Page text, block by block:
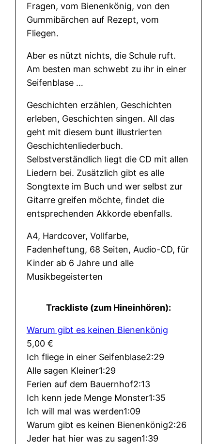
e
n
B
e
n
e
n
k
ö
n
i
g
M
e
n
e
Fragen, vom Bienenkönig, von den
Gummibärchen auf Rezept, vom
Fliegen.
Aber es nützt nichts, die Schule ruft.
Am besten man schwebt zu ihr in einer
Seifenblase …
Geschichten erzählen, Geschichten
erleben, Geschichten singen. All das
geht mit diesem bunt illustrierten
Geschichtenliederbuch.
Selbstverständlich liegt die CD mit allen
Liedern bei. Zusätzlich gibt es alle
Songtexte im Buch und wer selbst zur
Gitarre greifen möchte, findet die
entsprechenden Akkorde ebenfalls.
A4, Hardcover, Vollfarbe,
Fadenheftung, 68 Seiten, Audio-CD, für
Kinder ab 6 Jahre und alle
Musikbegeisterten
Trackliste (zum Hineinhören):
Warum gibt es keinen Bienenkönig
5,00 €
Ich fliege in einer Seifenblase2:29
Alle sagen Kleiner1:29
Ferien auf dem Bauernhof2:13
Ich kenn jede Menge Monster1:35
Ich will mal was werden1:09
Warum gibt es keinen Bienenkönig2:26
Jeder hat hier was zu sagen1:39